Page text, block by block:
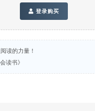
登录购买
读的力量！
会读书》